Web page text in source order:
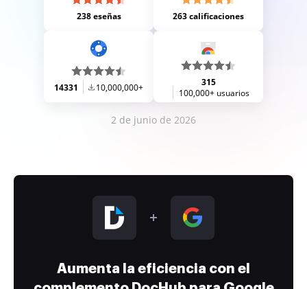
238 eseñas 263 calificaciones
14331 10,000,000+
315
100,000+ usuarios
2 de junio de 2026
Aumenta la eficiencia con el